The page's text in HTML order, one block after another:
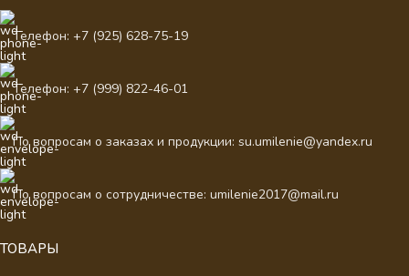
Телефон: +7 (925) 628-75-19
Телефон: +7 (999) 822-46-01
По вопросам о заказах и продукции: su.umilenie@yandex.ru
По вопросам о сотрудничестве: umilenie2017@mail.ru
ТОВАРЫ